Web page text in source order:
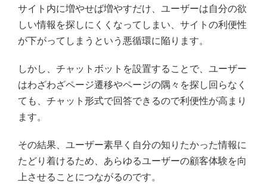
サイト内に増やせば増やすだけ、ユーザーは自分の欲
しい情報を探しにくくなってしまい、サイトの利便性
が下がってしまうという悪循環に陥ります。
しかし、チャットボットを設置することで、ユーザー
はわざわざページ遷移やページの隅々を探し回らなく
ても、チャット形式で回答できるので利便性が高まり
ます。
その結果、ユーザー素早く自分の知りたかった情報に
たどり着けるため、あらゆるユーザーの顧客体験を向
上させることにつながるのです。